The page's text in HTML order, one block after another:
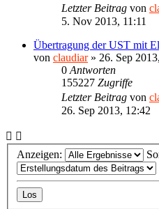
Letzter Beitrag von
5. Nov 2013, 11:11
Übertragung der UST mit
von claudiar» 26. Sep
0 Antworten
155227 Zugriffe
Letzter Beitrag von
26. Sep 2013, 12:42
Anzeigen: